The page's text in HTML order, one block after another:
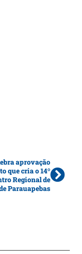
aprovação
que cria o 14º
Regional de
Parauapebas